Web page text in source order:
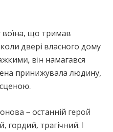
що тримав
двері власного дому
він намагався
принижувала людину,
– останній герой
гордий, трагічний. І